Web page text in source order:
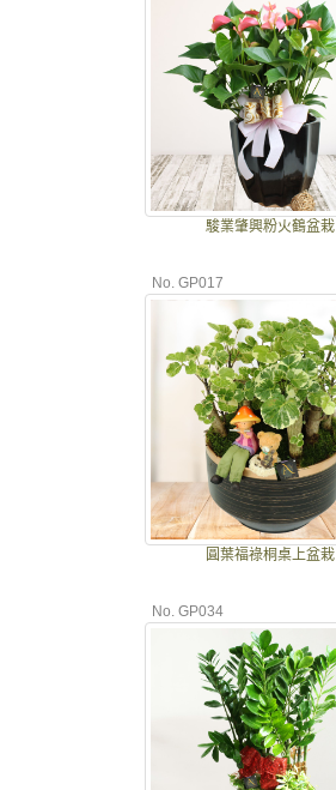
駿業肇興粉火鶴盆栽
No. GP017
圓葉福祿桐桌上盆栽
No. GP034